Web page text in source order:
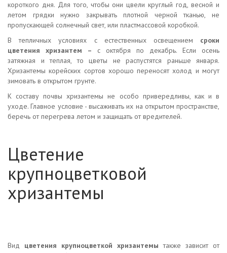
короткого дня. Для того, чтобы они цвели круглый год, весной и
летом грядки нужно закрывать плотной черной тканью, не
пропускающей солнечный свет, или пластмассовой коробкой.
В тепличных условиях с естественных освещением сроки
цветения хризантем – с октября по декабрь. Если осень
затяжная и теплая, то цветы не распустятся раньше января.
Хризантемы корейских сортов хорошо переносят холод и могут
зимовать в открытом грунте.
К составу почвы хризантемы не особо привередливы, как и в
уходе. Главное условие - высаживать их на открытом пространстве,
беречь от перегрева летом и защищать от вредителей.
Цветение
крупноцветковой
хризантемы
Вид цветения крупноцветкой хризантемы также зависит от